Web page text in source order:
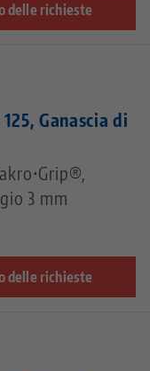
delle richieste
Ganascia di
3 mm
delle richieste